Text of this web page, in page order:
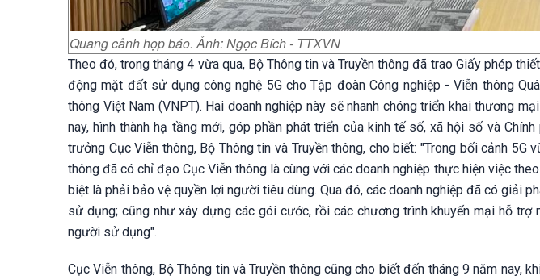
Quang cảnh họp báo. Ảnh: Ngọc Bích - TTXVN
Theo đó, trong tháng 4 vừa qua, Bộ Thông tin và Truyền thông đã trao Giấy phép
động mặt đất sử dụng công nghệ 5G cho Tập đoàn Công nghiệp - Viễn thông
thông Việt Nam (VNPT). Hai doanh nghiệp này sẽ nhanh chóng triển khai thương
nay, hình thành hạ tầng mới, góp phần phát triển của kinh tế số, xã hội số và
trưởng Cục Viễn thông, Bộ Thông tin và Truyền thông, cho biết: "Trong bối cảnh 5G
thông đã có chỉ đạo Cục Viễn thông là cùng với các doanh nghiệp thực hiện việc
biệt là phải bảo vệ quyền lợi người tiêu dùng. Qua đó, các doanh nghiệp đã có giải
sử dụng; cũng như xây dựng các gói cước, rồi các chương trình khuyến mại hỗ
người sử dụng".
Cục Viễn thông, Bộ Thông tin và Truyền thông cũng cho biết đến tháng 9 năm nay,